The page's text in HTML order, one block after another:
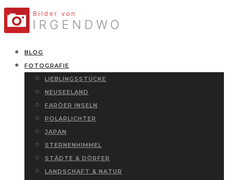
BLOG
FOTOGRAFIE
LIEBLINGSSTÜCKE
NEUSEELAND
FARÖER INSELN
POLARLICHTER
JAPAN
STERNENHIMMEL
STÄDTE & DÖRFER
LANDSCHAFT & NATUR